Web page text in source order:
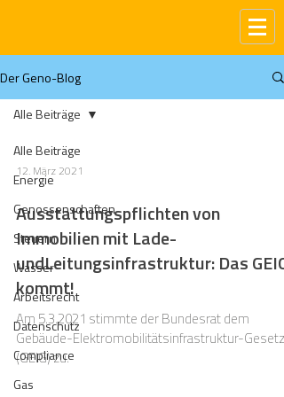
Der Geno-Blog
Alle Beiträge
Energie
Genossenschaften
Steuern
Wasser
Arbeitsrecht
Datenschutz
Compliance
Gas
Alle Beiträge
12. März 2021
Ausstattungspflichten von
Immobilien mit Lade-
undLeitungsinfrastruktur: Das GEIG
kommt!
Am 5.3.2021 stimmte der Bundesrat dem
Gebäude-Elektromobilitätsinfrastruktur-Gesetz
(GEIG) zu.